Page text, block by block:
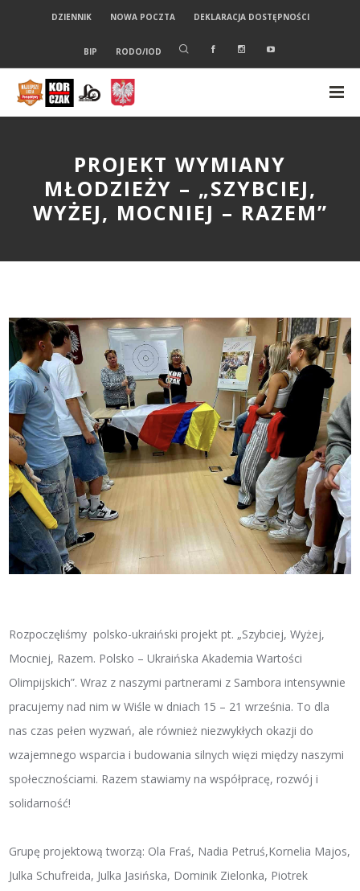
DZIENNIK NOWA POCZTA DEKLARACJA DOSTĘPNOŚCI
BIP RODO/IOD
PROJEKT WYMIANY
MŁODZIEŻY – „SZYBCIEJ,
WYŻEJ, MOCNIEJ – RAZEM”
Rozpoczęliśmy polsko-ukraiński projekt pt. „Szybciej, Wyżej,
Mocniej, Razem. Polsko – Ukraińska Akademia Wartości
Olimpijskich”. Wraz z naszymi partnerami z Sambora intensywnie
pracujemy nad nim w Wiśle w dniach 15 – 21 września. To dla
nas czas pełen wyzwań, ale również niezwykłych okazji do
wzajemnego wsparcia i budowania silnych więzi między naszymi
społecznościami. Razem stawiamy na współpracę, rozwój i
solidarność!
Grupę projektową tworzą: Ola Fraś, Nadia Petruś,Kornelia Majos,
Julka Schufreida, Julka Jasińska, Dominik Zielonka, Piotrek